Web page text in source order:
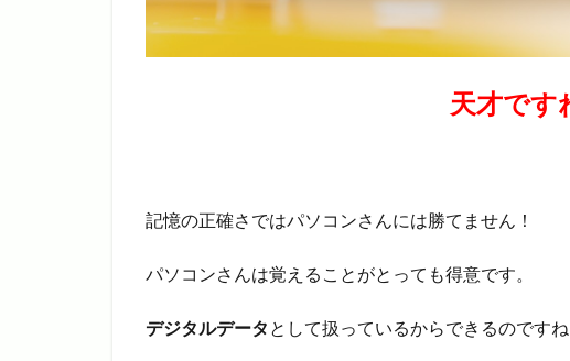
天才です
記憶の正確さではパソコンさんには勝てません！
パソコンさんは覚えることがとっても得意です。
デジタルデータ として扱っているからできるのですね